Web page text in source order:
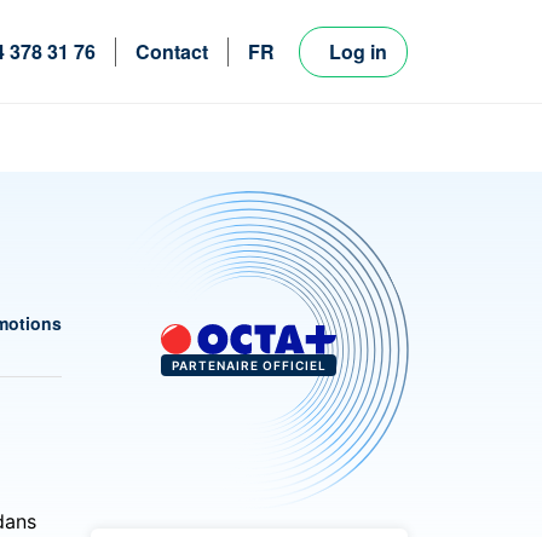
378 31 76 Contact
FR
Log in
PARTENAIRE OFFICIEL